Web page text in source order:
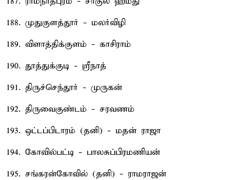
188. முதுகுளத்தூர் - மலர்விழி
189. விளாத்திக்குளம் - காசிராம்
190. தூத்துக்குடி - ஸ்ரீநாத்
191. திருச்செந்தூர் - முருகன்
192. திருவைகுண்டம் - சரவணம்
193. ஒட்டப்பிடாரம் (தனி) - மதன் ராஜா
194. கோவில்பட்டி - பாலசுப்பிரமணியன்
195. சங்கரன்கோவில் (தனி) - ராமராஜன்